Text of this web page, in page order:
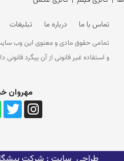
تماس با ما درباره ما تبلیغات
تمامی حقوق مادی و معنوی این وب
و استفاده غیر قانونی از آن پیگرد قانونی
مهروان